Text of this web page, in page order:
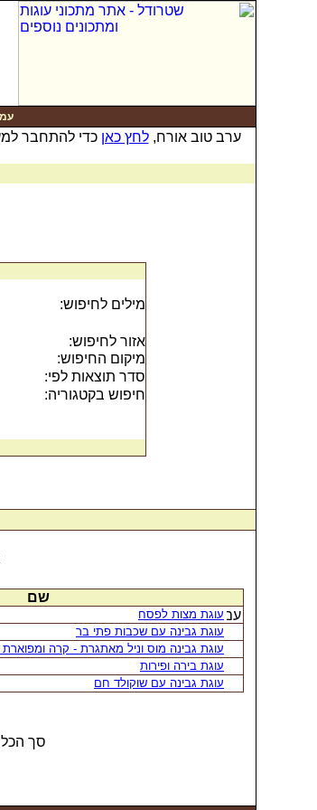
ערב טוב אורח,לחץ כאן כדי להתחבר
מילים לחיפוש:
אזור לחיפוש:
מיקום החיפוש:
סדר תוצאות לפי:
חיפוש בקטגוריה:
שם
עוגת מצות לפסח
עוגת גבינה עם שכבות פתי בר
עוגת גבינה מוס וניל מאתגרת - קרה
עוגת בירה ופירות
עוגת גבינה עם שוקולד חם
סך הכל נמצאו 5